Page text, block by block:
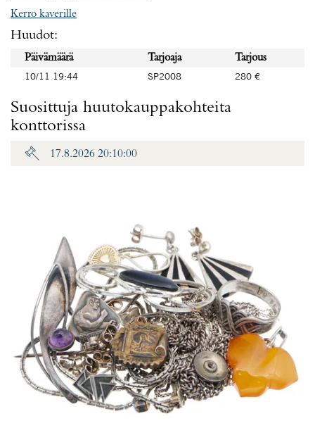
Kerro kaverille
Huudot:
Päivämäärä Tarjoaja
Tarjous
10/11 19:44
SP2008 280 €
Suosittuja huutokauppakohteita
konttorissa
17.8.2026 20:10:00